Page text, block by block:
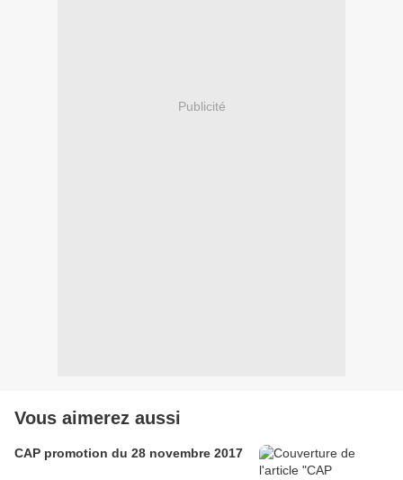
Publicité
Vous aimerez aussi
CAP promotion du 28 novembre 2017